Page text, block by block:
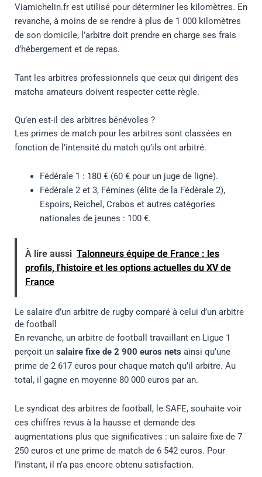
Viamichelin.fr est utilisé pour déterminer les kilomètres. En
revanche, à moins de se rendre à plus de 1 000 kilomètres
de son domicile, l’arbitre doit prendre en charge ses frais
d’hébergement et de repas.
Tant les arbitres professionnels que ceux qui dirigent des
matchs amateurs doivent respecter cette règle.
Qu’en est-il des arbitres bénévoles ?
Les primes de match pour les arbitres sont classées en
fonction de l’intensité du match qu’ils ont arbitré.
Fédérale 1 : 180 € (60 € pour un juge de ligne).
Fédérale 2 et 3, Fémines (élite de la Fédérale 2),
Espoirs, Reichel, Crabos et autres catégories
nationales de jeunes : 100 €.
À lire aussi Talonneurs équipe de France : les
profils, l'histoire et les options actuelles du XV de
France
Le salaire d’un arbitre de rugby comparé à celui d’un arbitre
de football
En revanche, un arbitre de football travaillant en Ligue 1
perçoit un salaire fixe de 2 900 euros nets ainsi qu’une
prime de 2 617 euros pour chaque match qu’il arbitre. Au
total, il gagne en moyenne 80 000 euros par an.
Le syndicat des arbitres de football, le SAFE, souhaite voir
ces chiffres revus à la hausse et demande des
augmentations plus que significatives : un salaire fixe de 7
250 euros et une prime de match de 6 542 euros. Pour
l’instant, il n’a pas encore obtenu satisfaction.